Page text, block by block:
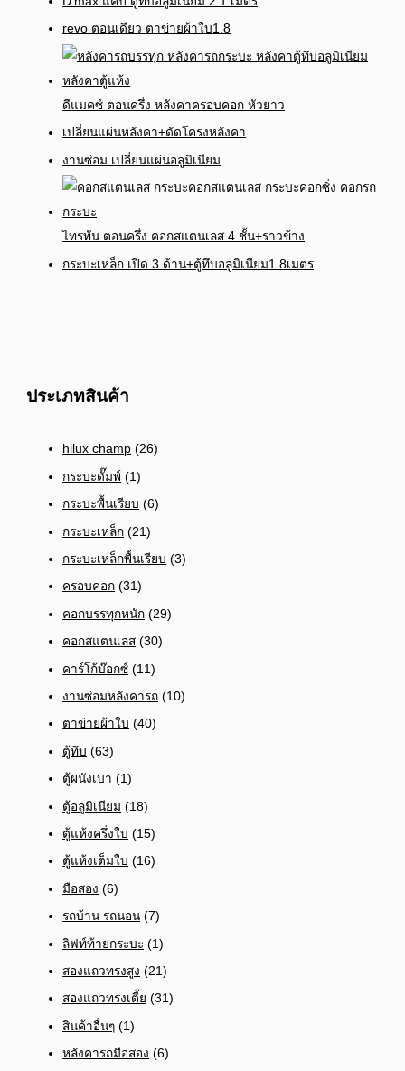
revo ตอนเดียว ตาข่ายผ้าใบ1.8
ดีแมคซ์ ตอนครึ่ง หลังคาครอบคอก หัวยาว
เปลี่ยนแผ่นหลังคา+ดัดโครงหลังคา
งานซ่อม เปลี่ยนแผ่นอลูมิเนียม
ไทรทัน ตอนครึ่ง คอกสแตนเลส 4 ชั้น+ราวข้าง
กระบะเหล็ก เปิด 3 ด้าน+ตู้ทึบอลูมิเนียม1.8เมตร
ประเภทสินค้า
hilux champ (26)
กระบะดั๊มพ์ (1)
กระบะพื้นเรียบ (6)
กระบะเหล็ก (21)
กระบะเหล็กพื้นเรียบ (3)
ครอบคอก (31)
คอกบรรทุกหนัก (29)
คอกสแตนเลส (30)
คาร์โก้บ๊อกซ์ (11)
งานซ่อมหลังคารถ (10)
ตาข่ายผ้าใบ (40)
ตู้ทึบ (63)
ตู้ผนังเบา (1)
ตู้อลูมิเนียม (18)
ตู้แห้งครึ่งใบ (15)
ตู้แห้งเต็มใบ (16)
มือสอง (6)
รถบ้าน รถนอน (7)
ลิฟท์ท้ายกระบะ (1)
สองแถวทรงสูง (21)
สองแถวทรงเตี้ย (31)
สินค้าอื่นๆ (1)
หลังคารถมือสอง (6)